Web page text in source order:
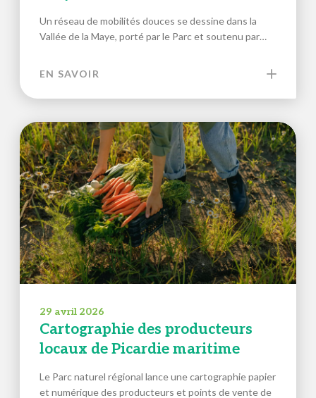
Un réseau de mobilités douces se dessine dans la
Vallée de la Maye, porté par le Parc et soutenu par…
EN SAVOIR
29 avril 2026
Cartographie des producteurs
locaux de Picardie maritime
Le Parc naturel régional lance une cartographie papier
et numérique des producteurs et points de vente de